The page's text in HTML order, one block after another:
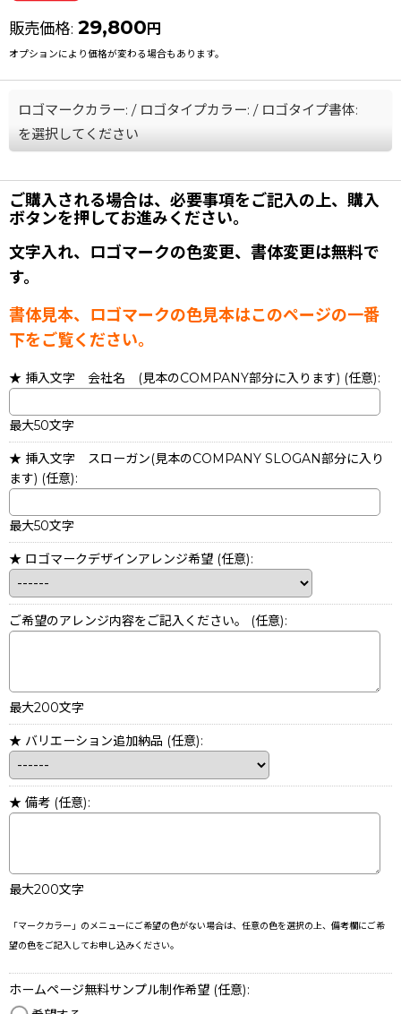
販売価格: 29,800円
オプションにより価格が変わる場合もあります。
ロゴマークカラー: / ロゴタイプカラー: / ロゴタイプ書体:
を選択してください
ご購入される場合は、必要事項をご記入の上、購入
ボタンを押してお進みください。
文字入れ、ロゴマークの色変更、書体変更は無料で
す。
書体見本、ロゴマークの色見本はこのページの一番
下をご覧ください。
★ 挿入文字 会社名 (見本のCOMPANY部分に入ります) (任意):
最大50文字
★ 挿入文字 スローガン(見本のCOMPANY SLOGAN部分に入り
ます) (任意):
最大50文字
★ ロゴマークデザインアレンジ希望 (任意):
ご希望のアレンジ内容をご記入ください。 (任意):
最大200文字
★ バリエーション追加納品 (任意):
★ 備考 (任意):
最大200文字
「マークカラー」のメニューにご希望の色がない場合は、任意の色を選択の上、備考欄にご希
望の色をご記入してお申し込みください。
ホームページ無料サンプル制作希望 (任意):